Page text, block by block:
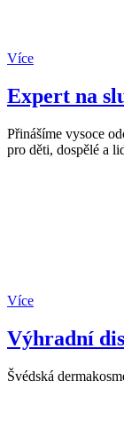
Více
Expert na
Přinášíme vysoce
pro děti, dospělé a
Více
Výhradní
Švédská